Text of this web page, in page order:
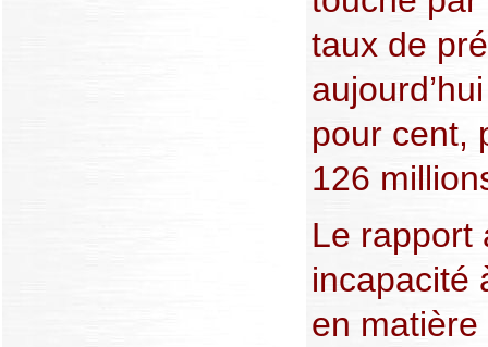
taux de
pour cent,
126
Le rapport
incapacité
en matière